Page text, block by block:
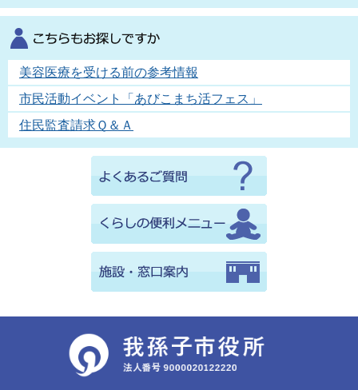
美容医療を受ける前の参考情報
市民活動イベント「あびこまち活フェス」
住民監査請求Ｑ＆Ａ